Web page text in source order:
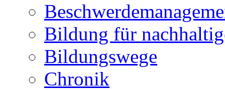
Bildung für
Bildungswege
Chronik